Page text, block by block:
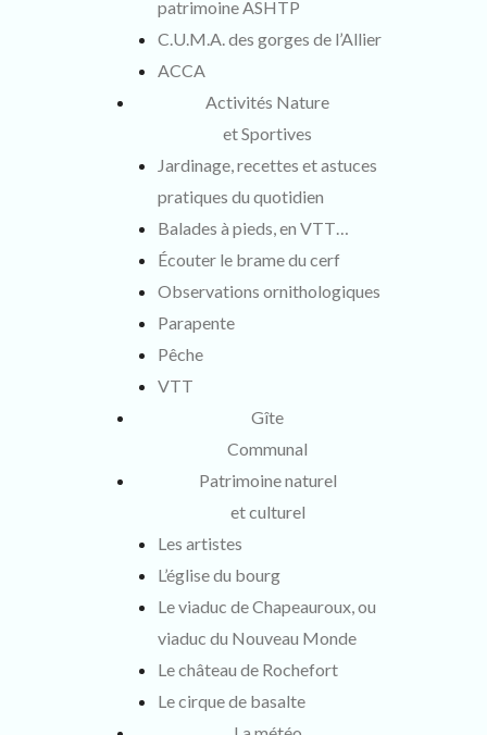
patrimoine ASHTP
C.U.M.A. des gorges de l’Allier
ACCA
Activités Nature
et Sportives
Jardinage, recettes et astuces
pratiques du quotidien
Balades à pieds, en VTT…
Écouter le brame du cerf
Observations ornithologiques
Parapente
Pêche
VTT
Gîte
Communal
Patrimoine naturel
et culturel
Les artistes
L’église du bourg
Le viaduc de Chapeauroux, ou
viaduc du Nouveau Monde
Le château de Rochefort
Le cirque de basalte